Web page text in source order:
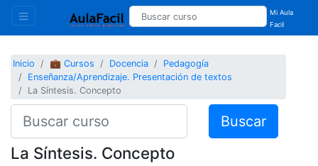
Mi Aula
Facil
Inicio 💼 Cursos Docencia
Pedagogía
Enseñanza/Aprendizaje. Presentación de textos
La Síntesis. Concepto
Buscar
La Síntesis. Concepto